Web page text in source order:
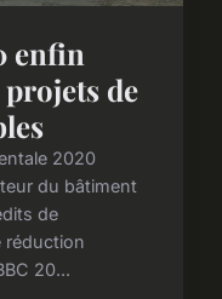
enfin
de
2020
du bâtiment
de
réduction
20...